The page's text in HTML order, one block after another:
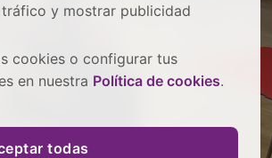
y mostrar publicidad
cookies o configurar tus
en nuestra Política de cookies.
todas